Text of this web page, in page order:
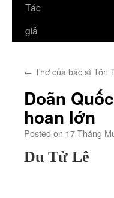
Tác
giả
← Thơ của bác sĩ Tôn
Doãn
hoan lớn
Posted on 17 Tháng
Du Tử Lê